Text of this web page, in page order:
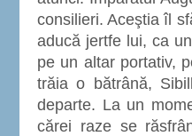
consilieri. Aceştia îl
aducă jertfe lui, ca
pe un altar portativ,
trăia o bătrână,
departe. La un
cărei raze se